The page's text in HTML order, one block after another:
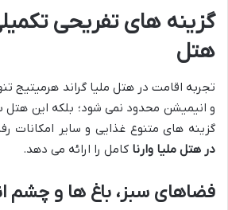
گزینه های تفریحی
هتل
تجربه اقامت در هتل ملیا گراند هرمیتیج
و انیمیشن محدود نمی شود؛ بلکه این هتل
گزینه های متنوع غذایی و سایر امکانات
در هتل ملیا وارنا کامل را ارائه می دهد.
فضاهای سبز، باغ ها و چشم